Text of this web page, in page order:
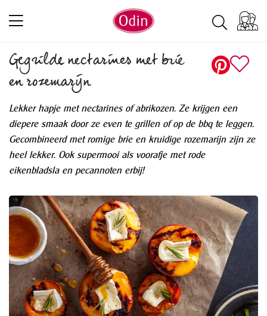
Gegrilde nectarines met brie
en rozemarijn
Lekker hapje met nectarines of abrikozen. Ze krijgen een
diepere smaak door ze even te grillen of op de bbq te leggen.
Gecombineerd met romige brie en kruidige rozemarijn zijn ze
heel lekker. Ook supermooi als voorafje met rode
eikenbladsla en pecannoten erbij!